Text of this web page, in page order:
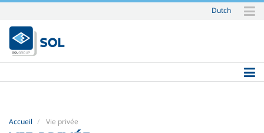
Aller
au
contenu.
|
à
Dutch
Accueil Vie privée